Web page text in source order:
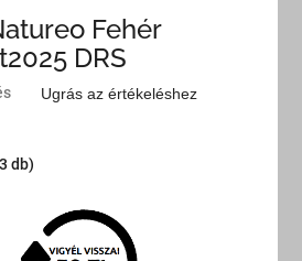
Fehér
DRS
Ugrás az értékeléshez
db)